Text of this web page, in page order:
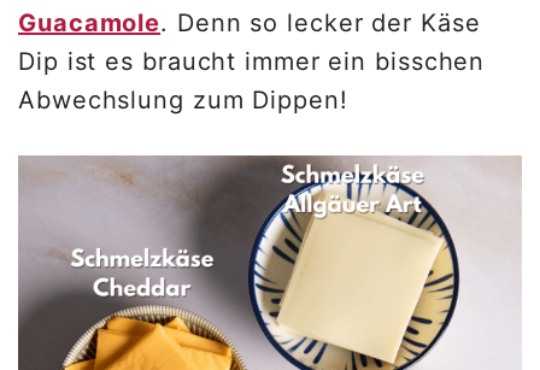
Guacamole. Denn so lecker der Käse
Dip ist es braucht immer ein bisschen
Abwechslung zum Dippen!